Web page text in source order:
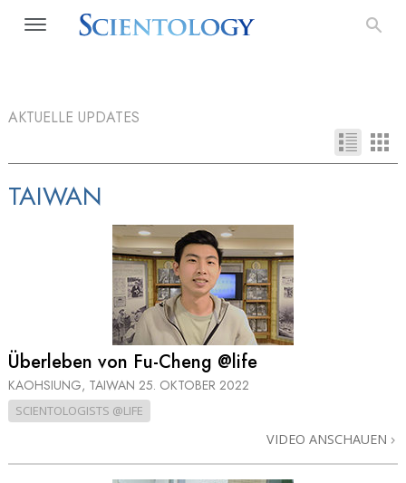
AKTUELLE UPDATES
TAIWAN
Überleben von Fu-Cheng @life
KAOHSIUNG, TAIWAN 25. OKTOBER 2022
SCIENTOLOGISTS @LIFE
VIDEO ANSCHAUEN